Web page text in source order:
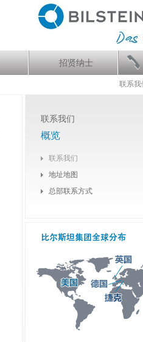
招贤纳士
联系我
联系我们
概览
联系我们
地址地图
总部联系方式